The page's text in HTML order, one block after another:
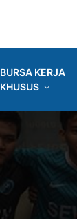
BURSA KERJA
KHUSUS